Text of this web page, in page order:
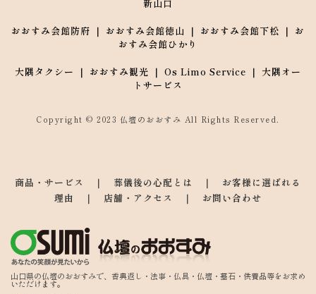
新山口
おおすみ会館防府 ｜ おおすみ会館徳山 ｜ おおすみ会館下松 ｜ お
おすみ会館ひかり
大隅タクシー ｜ おおすみ観光 ｜ Os Limo Service ｜ 大隅オー
トサービス
Copyright © 2023 仏壇のおおすみ All Rights Reserved.
商品・サービス ｜ 葬儀後の心配とは ｜ お客様に選ばれる
理由
｜ 店舗・アクセス ｜ お問い合わせ
山口県の仏壇のおおすみで、香典返し・法事・仏具・仏壇・墓石・供養品等をお求め
いただけます。